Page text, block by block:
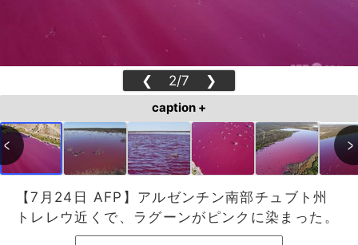
❮ 2/7 ❯
caption +
【7月24日 AFP】アルゼンチン南部チュブト州
トレレウ近くで、ラグーンがピンクに染まった。